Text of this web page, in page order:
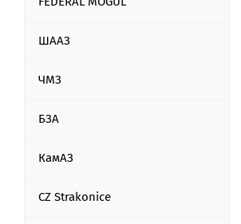
ШААЗ
ЧМЗ
БЗА
КамАЗ
CZ Strakonice